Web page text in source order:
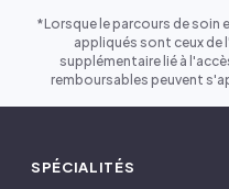
*Lorsque le parcours de soin
appliqués sont ceux de
supplémentaire lié à
remboursables peuvent
SPÉCIALITÉS